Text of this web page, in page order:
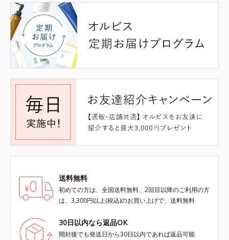
送料無料
初めての方は、全国送料無料、2回目以降のご利用の方
は、3,300円以上(税込)のお買い上げで、送料無料
30日以内なら返品OK
開封後でも発送日から30日以内であれば返品可能